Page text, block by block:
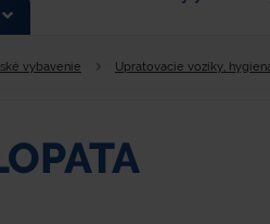
vybavenie Upratovacie vozíky,